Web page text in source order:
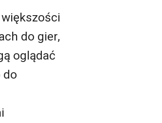
do gier,
oglądać
do